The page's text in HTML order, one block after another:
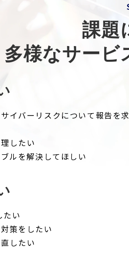
課題
多様なサービ
イバーリスクについて報告を
したい
ルを解決してほしい
たい
策をしたい
したい